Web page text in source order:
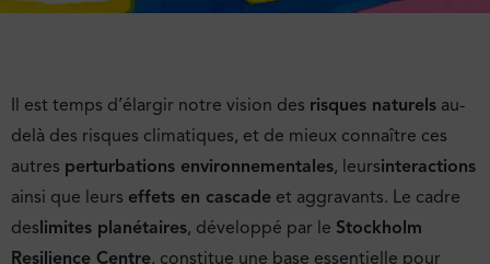
Il est temps d’élargir notre vision des risques naturels au-
delà des risques climatiques, et de mieux connaître ces
autres perturbations environnementales, leursinteractions
ainsi que leurs effets en cascade et aggravants. Le cadre
deslimites planétaires, développé par le Stockholm
Resilience Centre, constitue une base essentielle pour